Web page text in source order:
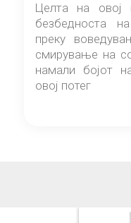
Целта на овој
безбедноста
преку
смирување на
намали бојот
овој потег